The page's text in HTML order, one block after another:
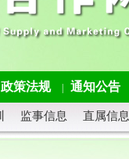
政策法规 通知公告
监事信息 直属信息